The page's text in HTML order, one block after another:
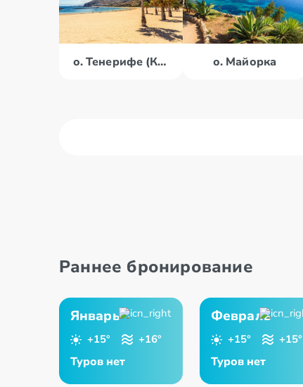
о. Тенерифе (Канары) о. Майорка
Раннее бронирование
Январь
+15° +16°
Туров нет
Февраль
+15° +15°
Туров нет